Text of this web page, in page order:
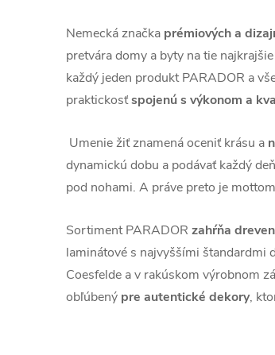
Nemecká značka prémiových a
pretvára domy a byty na tie
každý jeden produkt PARADOR a
praktickosťspojenú s výkonom a
Umenie žiť znamená oceniť krásu a
dynamickú dobu a podávať každý
pod nohami. A práve preto je
Sortiment PARADOR zahŕňa
laminátové s najvyššími štandardmi
Coesfelde a v rakúskom výrobnom
obľúbený pre autentické dekory,